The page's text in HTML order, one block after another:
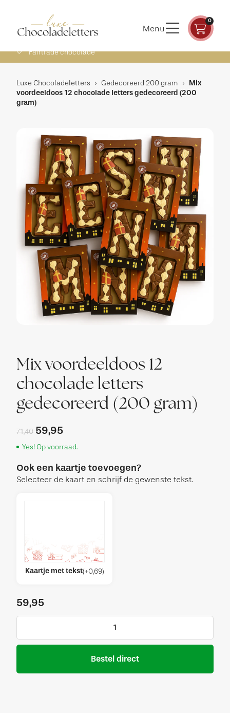
Menu
0
Fairtrade chocolade
Luxe Chocoladeletters › Gedecoreerd 200 gram ›
Mix
voordeeldoos 12 chocolade letters gedecoreerd (200
gram)
Mix voordeeldoos 12
chocolade letters
gedecoreerd (200 gram)
71,40 59,95
Yes! Op voorraad.
Ook een kaartje toevoegen?
Selecteer de kaart en schrijf de gewenste tekst.
Kaartje met tekst(+0,69)
59,95
Bestel direct